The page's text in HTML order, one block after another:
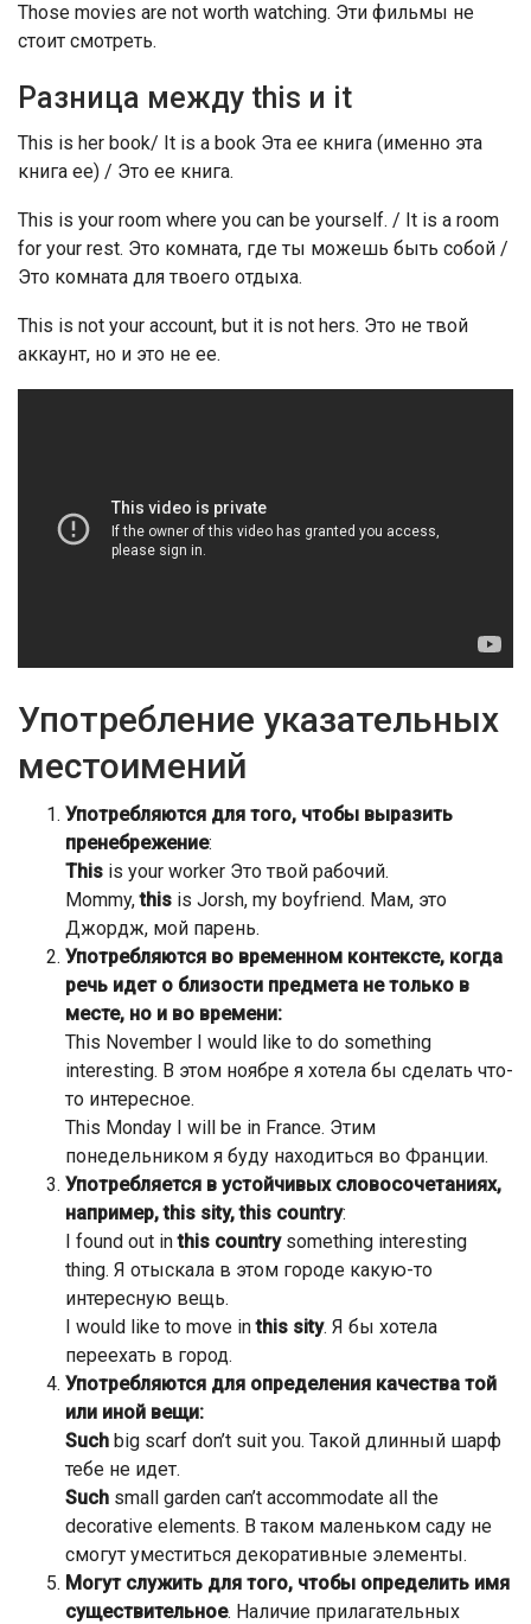
Those movies are not worth watching. Эти фильмы не
стоит смотреть.
Разница между this и it
This is her book/ It is a book Эта ее книга (именно эта
книга ее) / Это ее книга.
This is your room where you can be yourself. / It is a room
for your rest. Это комната, где ты можешь быть собой /
Это комната для твоего отдыха.
This is not your account, but it is not hers. Это не твой
аккаунт, но и это не ее.
Употребление указательных
местоимений
Употребляются для того, чтобы выразить
пренебрежение:
This is your worker Это твой рабочий.
Mommy,this is Jorsh, my boyfriend. Мам, это
Джордж, мой парень.
Употребляются во временном контексте, когда
речь идет о близости предмета не только в
месте, но и во времени:
This November I would like to do something
interesting. В этом ноябре я хотела бы сделать что-
то интересное.
This Monday I will be in France. Этим
понедельником я буду находиться во Франции.
Употребляется в устойчивых словосочетаниях,
например, this sity, this country:
I found out inthis countrysomething interesting
thing. Я отыскала в этом городе какую-то
интересную вещь.
I would like to move inthis sity. Я бы хотела
переехать в город.
Употребляются для определения качества той
или иной вещи:
Such big scarf don’t suit you. Такой длинный шарф
тебе не идет.
Such small garden can’t accommodate all the
decorative elements. В таком маленьком саду не
смогут уместиться декоративные элементы.
Могут служить для того, чтобы определить имя
существительное. Наличие прилагательных